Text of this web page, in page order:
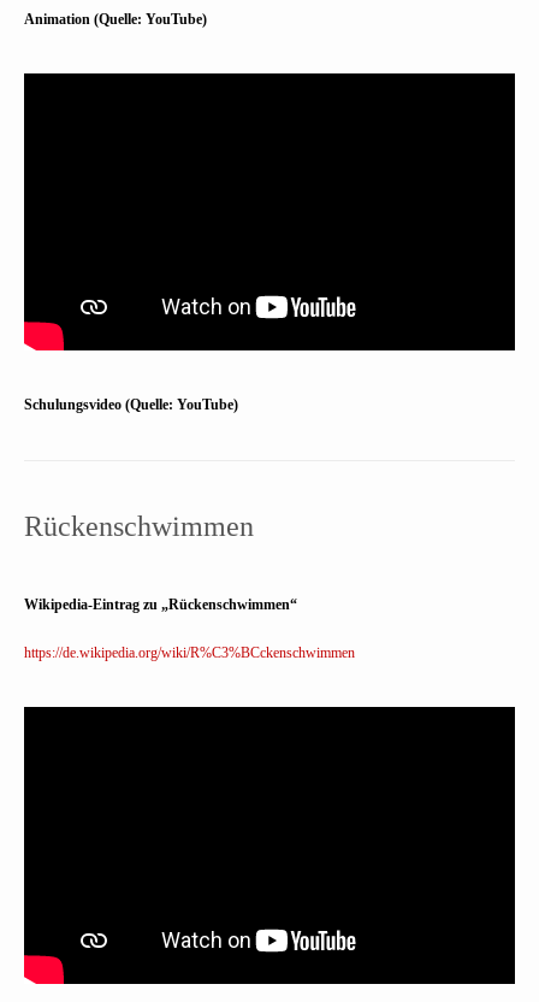
Animation (Quelle: YouTube)
Schulungsvideo (Quelle: YouTube)
Rückenschwimmen
Wikipedia-Eintrag zu „Rückenschwimmen“
https://de.wikipedia.org/wiki/R%C3%BCckenschwimmen